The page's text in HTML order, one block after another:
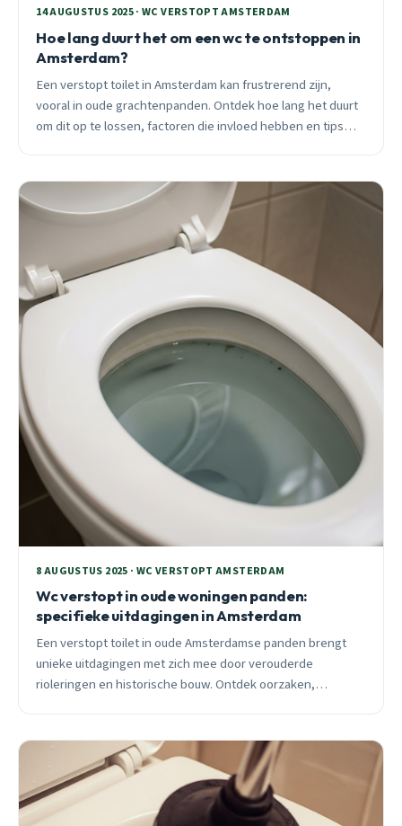
14 AUGUSTUS 2025 · WC VERSTOPT AMSTERDAM
Hoe lang duurt het om een wc te ontstoppen in
Amsterdam?
Een verstopt toilet in Amsterdam kan frustrerend zijn,
vooral in oude grachtenpanden. Ontdek hoe lang het duurt
om dit op te lossen, factoren die invloed hebben en tips
8 AUGUSTUS 2025 · WC VERSTOPT AMSTERDAM
Wc verstopt in oude woningen panden:
specifieke uitdagingen in Amsterdam
Een verstopt toilet in oude Amsterdamse panden brengt
unieke uitdagingen met zich mee door verouderde
rioleringen en historische bouw. Ontdek oorzaken,